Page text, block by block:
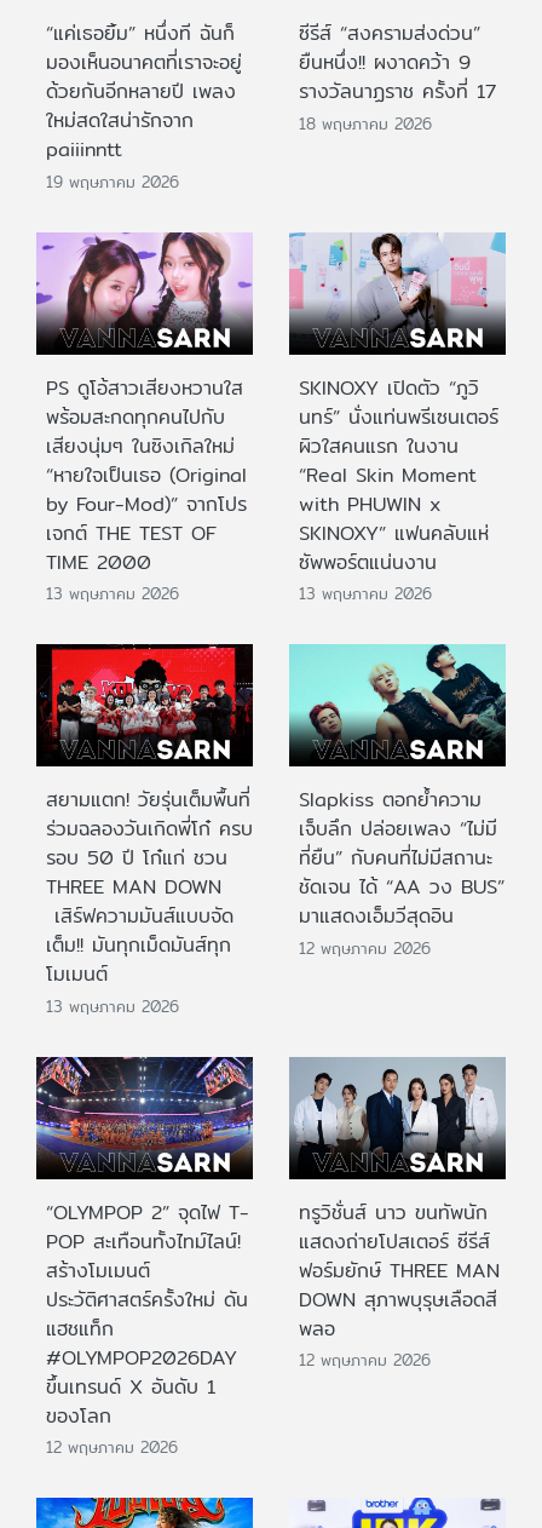
“แค่เธอยิ้ม” หนึ่งที ฉันก็
มองเห็นอนาคตที่เราจะอยู่
ด้วยกันอีกหลายปี เพลง
ใหม่สดใสน่ารักจาก
paiiinntt
19 พฤษภาคม 2026
ซีรีส์ “สงครามส่งด่วน”
ยืนหนึ่ง!! ผงาดคว้า 9
รางวัลนาฏราช ครั้งที่ 17
18 พฤษภาคม 2026
PS ดูโอ้สาวเสียงหวานใส
พร้อมสะกดทุกคนไปกับ
เสียงนุ่มๆ ในซิงเกิลใหม่
“หายใจเป็นเธอ (Original
by Four-Mod)” จากโปร
เจกต์ THE TEST OF
TIME 2000
13 พฤษภาคม 2026
SKINOXY เปิดตัว “ภูวิ
นทร์” นั่งแท่นพรีเซนเตอร์
ผิวใสคนแรก ในงาน
“Real Skin Moment
with PHUWIN x
SKINOXY” แฟนคลับแห่
ซัพพอร์ตแน่นงาน
13 พฤษภาคม 2026
สยามแตก! วัยรุ่นเต็มพื้นที่
ร่วมฉลองวันเกิดพี่โก๋ ครบ
รอบ 50 ปี โก๋แก่ ชวน
THREE MAN DOWN
เสิร์ฟความมันส์แบบจัด
เต็ม!! มันทุกเม็ดมันส์ทุก
โมเมนต์
13 พฤษภาคม 2026
Slapkiss ตอกย้ำความ
เจ็บลึก ปล่อยเพลง “ไม่มี
ที่ยืน” กับคนที่ไม่มีสถานะ
ชัดเจน ได้ “AA วง BUS”
มาแสดงเอ็มวีสุดอิน
12 พฤษภาคม 2026
“OLYMPOP 2” จุดไฟ T-
POP สะเทือนทั้งไทม์ไลน์!
สร้างโมเมนต์
ประวัติศาสตร์ครั้งใหม่ ดัน
แฮชแท็ก
#OLYMPOP2026DAY
ขึ้นเทรนด์ X อันดับ 1
ของโลก
12 พฤษภาคม 2026
ทรูวิชั่นส์ นาว ขนทัพนัก
แสดงถ่ายโปสเตอร์ ซีรีส์
ฟอร์มยักษ์ THREE MAN
DOWN สุภาพบุรุษเลือดสี
พลอ
12 พฤษภาคม 2026